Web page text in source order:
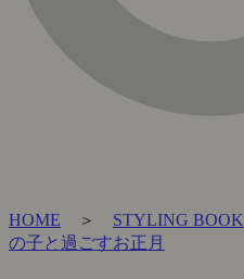
HOME ＞ STYLING BOOK
の子と過ごすお正月